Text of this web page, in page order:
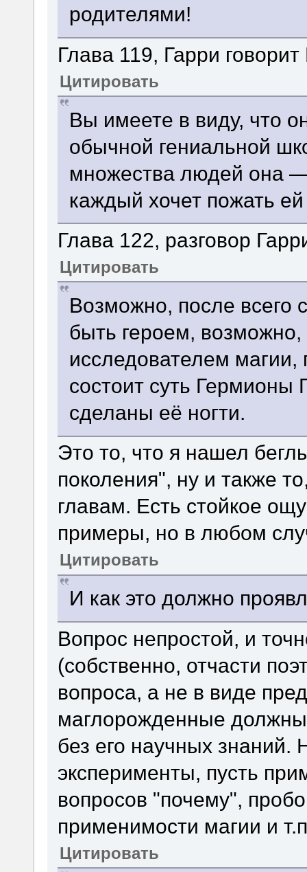
родителями!
Глава 119, Гарри
Цитировать
Вы имеете в виду, что
обычной гениальной
множества людей она
каждый хочет пожать ей
Глава 122, разговор
Цитировать
Возможно, после всего
быть героем,
исследователем магии,
состоит суть Гермионы
сделаны её ногти.
Это то, что я нашел
поколения", ну и также
главам. Есть стойкое
примеры, но в любом
Цитировать
И как это должно
Вопрос непростой, и
(собственно, отчасти
вопроса, а не в виде
маглорожденные должны
без его научных знаний.
эксперименты, пусть
вопросов "почему",
применимости магии и
Цитировать